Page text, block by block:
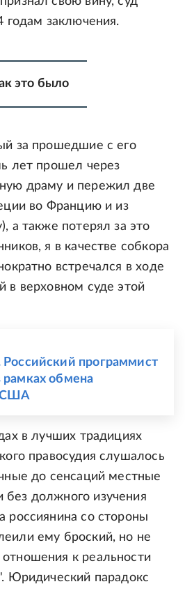
годам заключения.
это было
за прошедшие с его
лет прошел через
драму и пережил две
во Францию и из
а также потерял за это
я в качестве собкора
встречался в ходе
в верховном суде этой
Российский программист
рамках обмена
США
в лучших традициях
правосудия слушалось
до сенсаций местные
должного изучения
россиянина со стороны
ему броский, но не
к реальности
Юридический парадокс